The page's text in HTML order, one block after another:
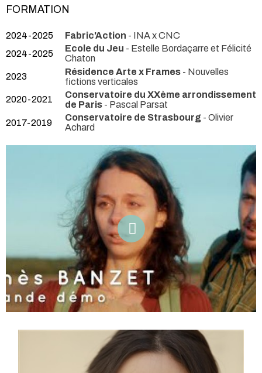
FORMATION
2024-2025 Fabric'Action - INA x CNC
2024-2025
Ecole du Jeu - Estelle Bordaçarre et Félicité
Chaton
2023
Résidence Arte x Frames - Nouvelles
fictions verticales
2020-2021
Conservatoire du XXème arrondissement
de Paris - Pascal Parsat
2017-2019
Conservatoire de Strasbourg - Olivier
Achard